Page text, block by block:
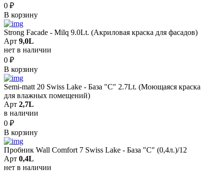
0 ₽
В корзину
Strong Facade - Milq 9.0Lt. (Акриловая краска для фасадов)
Арт 9,0L
нет в наличии
0 ₽
В корзину
Semi-matt 20 Swiss Lake - База "C" 2.7Lt. (Моющаяся краска
для влажных помещений)
Арт 2,7L
в наличии
0 ₽
В корзину
Пробник Wall Comfort 7 Swiss Lake - База "С" (0,4л.)/12
Арт 0,4L
нет в наличии